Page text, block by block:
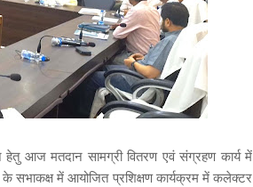
आज मतदान सामग्री वितरण एवं संग्रहण कार्य में
सभाकक्ष में आयोजित प्रशिक्षण कार्यक्रम में कलेक्टर